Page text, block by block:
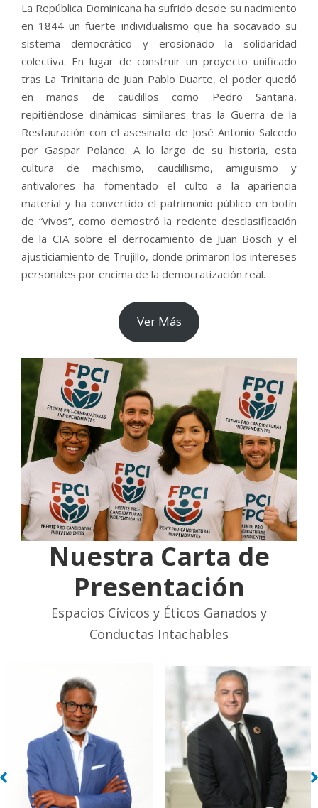
La República Dominicana ha sufrido desde su nacimiento
en 1844 un fuerte individualismo que ha socavado su
sistema democrático y erosionado la solidaridad
colectiva. En lugar de construir un proyecto unificado
tras La Trinitaria de Juan Pablo Duarte, el poder quedó
en manos de caudillos como Pedro Santana,
repitiéndose dinámicas similares tras la Guerra de la
Restauración con el asesinato de José Antonio Salcedo
por Gaspar Polanco. A lo largo de su historia, esta
cultura de machismo, caudillismo, amiguismo y
antivalores ha fomentado el culto a la apariencia
material y ha convertido el patrimonio público en botín
de “vivos”, como demostró la reciente desclasificación
de la CIA sobre el derrocamiento de Juan Bosch y el
ajusticiamiento de Trujillo, donde primaron los intereses
personales por encima de la democratización real.
Ver Más
Nuestra Carta de
Presentación
Espacios Cívicos y Éticos Ganados y
Conductas Intachables